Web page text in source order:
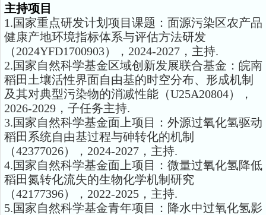
主持项目
1.国家重点研发计划项目课题：面源污染区农产品
健康产地环境指标体系与评估方法研发
（2024YFD1700903），2024-2027，主持.
2.国家自然科学基金区域创新发展联合基金：皖南
稻田土壤活性界面自由基的时空分布、形成机制
及其对典型污染物的消减性能（U25A20804），
2026-2029，子任务主持.
3.国家自然科学基金面上项目：外源过氧化氢驱动
稻田系统自由基过程与砷转化的机制
（42377026），2024-2027，主持.
4.国家自然科学基金面上项目：微量过氧化氢降低
稻田氮转化流失的生物化学机制研究
（42177396），2022-2025，主持.
5.国家自然科学基金青年项目：降水中过氧化氢影